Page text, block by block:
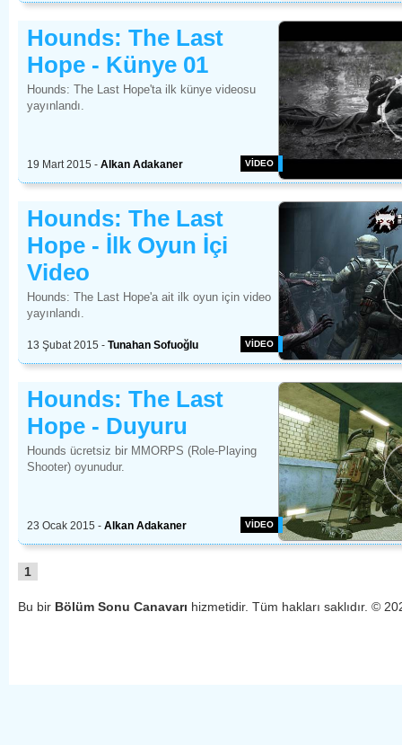
Hounds: The Last
Hope - Künye 01
VİDEO
19 Mart 2015 - Alkan Adakaner
Hounds: The Last Hope'ta ilk künye videosu
yayınlandı.
Hounds: The Last
Hope - İlk Oyun İçi
Video
VİDEO
13 Şubat 2015 - Tunahan Sofuoğlu
Hounds: The Last Hope'a ait ilk oyun için video
yayınlandı.
Hounds: The Last
Hope - Duyuru
VİDEO
23 Ocak 2015 - Alkan Adakaner
Hounds ücretsiz bir MMORPS (Role-Playing
Shooter) oyunudur.
1
Bu bir Bölüm Sonu Canavarı hizmetidir. Tüm hakları saklıdır. ©